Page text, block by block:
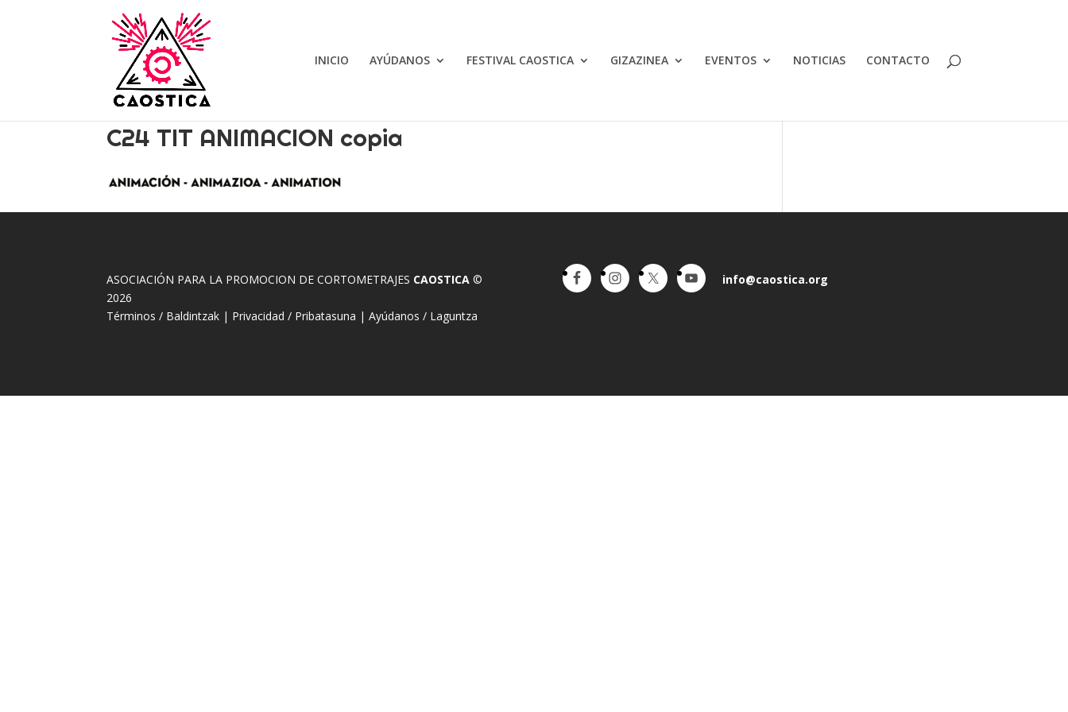
INICIO AYÚDANOS FESTIVAL CAOSTICA GIZAZINEA EVENTOS NOTICIAS CONTACTO
C24 TIT ANIMACION copia
ASOCIACIÓN PARA LA PROMOCION DE CORTOMETRAJES CAOSTICA ©
2026
Términos / Baldintzak | Privacidad / Pribatasuna |Ayúdanos / Laguntza
info@caostica.org